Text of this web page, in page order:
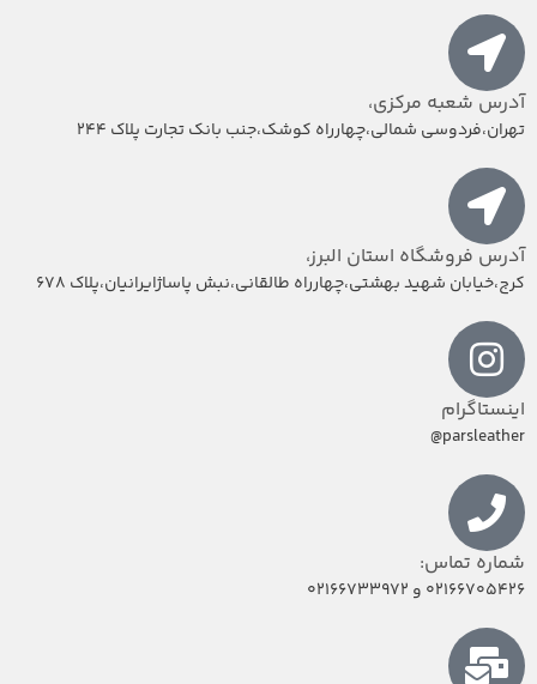
آدرس شعبه مرکزی،
تهران،فردوسی شمالی،چهارراه کوشک،جنب بانک تجارت پلاک 244
آدرس فروشگاه استان البرز،
کرج،خیابان شهید بهشتی،چهارراه طالقانی،نبش پاساژایرانیان،پلاک 678
اینستاگرام
parsleather@
شماره تماس:
02166705426 و 02166733972